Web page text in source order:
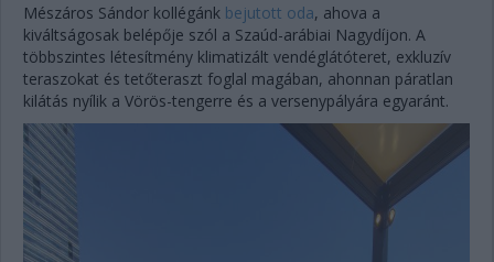
Mészáros Sándor kollégánk bejutott oda, ahova a
kiváltságosak belépője szól a Szaúd-arábiai Nagydíjon. A
többszintes létesítmény klimatizált vendéglátóteret, exkluzív
teraszokat és tetőteraszt foglal magában, ahonnan páratlan
kilátás nyílik a Vörös-tengerre és a versenypályára egyaránt.